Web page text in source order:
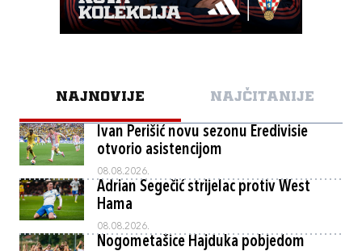
NAJNOVIJE NAJČITANIJE
Ivan Perišić novu sezonu Eredivisie
otvorio asistencijom
08.08.2026.
Adrian Segečić strijelac protiv West
Hama
08.08.2026.
Nogometašice Hajduka pobjedom